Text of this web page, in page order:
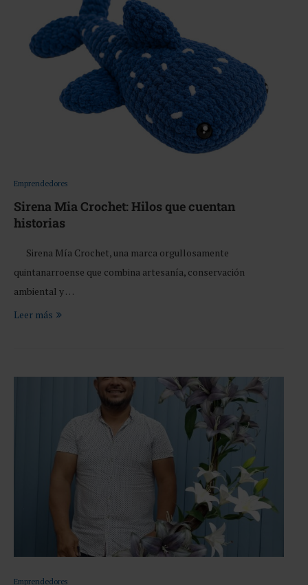
Emprendedores
Sirena Mia Crochet: Hilos que cuentan
historias
Sirena Mía Crochet, una marca orgullosamente
quintanarroense que combina artesanía, conservación
ambiental y …
Leer más
Emprendedores